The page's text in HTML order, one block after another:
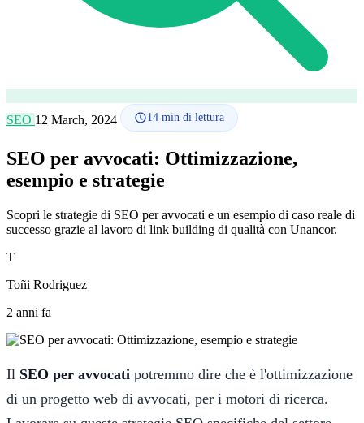
SEO 12 March, 2024 14 min di lettura
SEO per avvocati: Ottimizzazione,
esempio e strategie
Scopri le strategie di SEO per avvocati e un esempio di caso reale di
successo grazie al lavoro di link building di qualità con Unancor.
T
Toñi Rodriguez
2 anni fa
Il SEO per avvocati potremmo dire che è l'ottimizzazione
di un progetto web di avvocati, per i motori di ricerca.